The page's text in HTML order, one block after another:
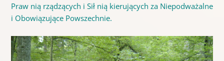
Praw nią rządzących i Sił nią kierujących za Niepodważalne
i Obowiązujące Powszechnie.